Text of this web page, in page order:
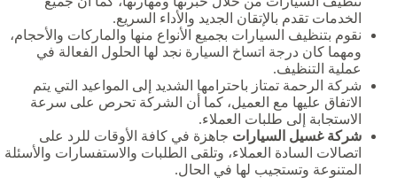
الخدمات تقدم بالإتقان الجديد والأداء السريع.
نقوم بتنظيف السيارات بجميع الأنواع منها والماركات والأحجام،
ومهما كان درجة اتساخ السيارة نجد لها الحلول الفعالة في
عملية التنظيف.
شركة الرحمة تمتاز باحترامها الشديد إلى المواعيد التي يتم
الاتفاق عليها مع العميل، كما أن الشركة تحرص على سرعة
الاستجابة إلى طلبات العملاء.
شركة غسيل السيارات جاهزة في كافة الأوقات للرد على
اتصالات السادة العملاء، وتلقى الطلبات والاستفسارات والأسئلة
المتنوعة وتستجيب لها في الحال.